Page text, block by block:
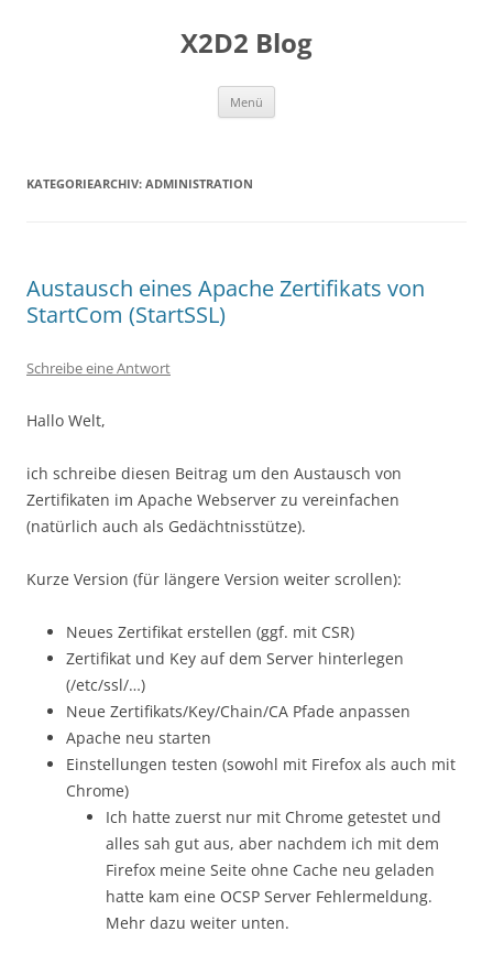
X2D2 Blog
Menü
KATEGORIEARCHIV: ADMINISTRATION
Austausch eines Apache Zertifikats von
StartCom (StartSSL)
Schreibe eine Antwort
Hallo Welt,
ich schreibe diesen Beitrag um den Austausch von
Zertifikaten im Apache Webserver zu vereinfachen
(natürlich auch als Gedächtnisstütze).
Kurze Version (für längere Version weiter scrollen):
Neues Zertifikat erstellen (ggf. mit CSR)
Zertifikat und Key auf dem Server hinterlegen
(/etc/ssl/…)
Neue Zertifikats/Key/Chain/CA Pfade anpassen
Apache neu starten
Einstellungen testen (sowohl mit Firefox als auch mit
Chrome)
Ich hatte zuerst nur mit Chrome getestet und
alles sah gut aus, aber nachdem ich mit dem
Firefox meine Seite ohne Cache neu geladen
hatte kam eine OCSP Server Fehlermeldung.
Mehr dazu weiter unten.